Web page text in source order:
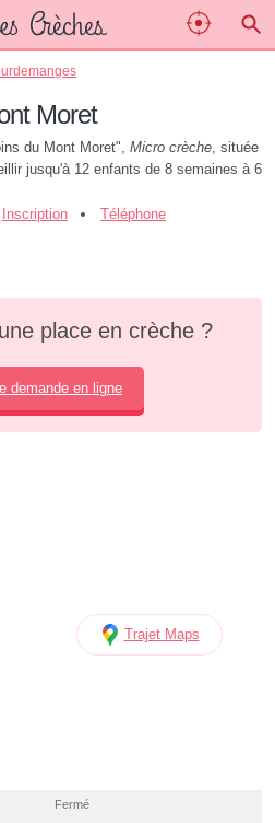
Moret
du Mont Moret", Micro crèche, située
jusqu'à 12 enfants de 8 semaines à 6
Inscription Téléphone
place en crèche ?
demande en ligne
Trajet Maps
Fermé